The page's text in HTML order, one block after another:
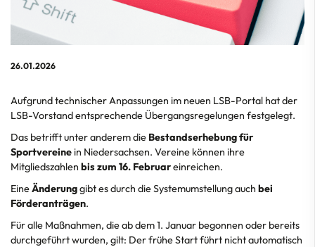
26.01.2026
Aufgrund technischer Anpassungen im neuen LSB-Portal hat der
LSB-Vorstand entsprechende Übergangsregelungen festgelegt.
Das betrifft unter anderem die Bestandserhebung für
Sportvereine in Niedersachsen. Vereine können ihre
Mitgliedszahlen bis zum 16. Februareinreichen.
EineÄnderunggibt es durch die Systemumstellung auch bei
Förderanträgen.
Für alle Maßnahmen, die ab dem 1. Januar begonnen oder bereits
durchgeführt wurden, gilt: Der frühe Start führt nicht automatisch